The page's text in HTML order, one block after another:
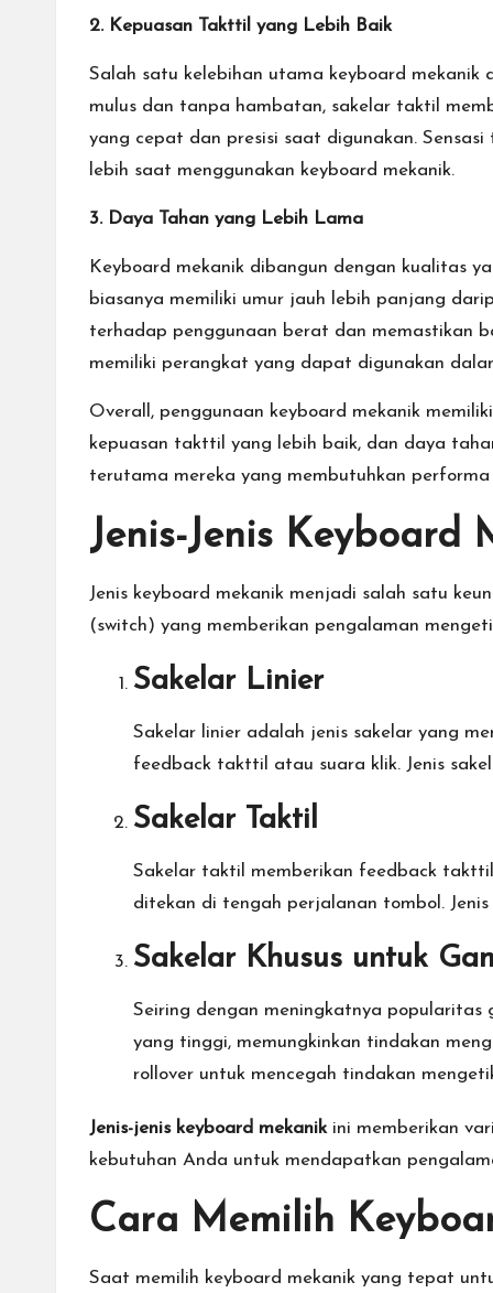
2. Kepuasan Takttil yang Lebih Baik
Salah satu kelebihan utama keyboard mekanik
mulus dan tanpa hambatan, sakelar taktil
yang cepat dan presisi saat digunakan.
lebih saat menggunakan keyboard mekanik.
3. Daya Tahan yang Lebih Lama
Keyboard mekanik dibangun dengan kualitas
biasanya memiliki umur jauh lebih panjang
terhadap penggunaan berat dan memastikan
memiliki perangkat yang dapat digunakan
Overall, penggunaan keyboard mekanik
kepuasan takttil yang lebih baik, dan daya
terutama mereka yang membutuhkan
Jenis-Jenis Keyboard
Jenis keyboard mekanik menjadi salah satu
(switch) yang memberikan pengalaman
Sakelar Linier
Sakelar linier adalah jenis sakelar yang
feedback takttil atau suara klik. Jenis
Sakelar Taktil
Sakelar taktil memberikan feedback
ditekan di tengah perjalanan tombol.
Sakelar Khusus untuk
Seiring dengan meningkatnya popularitas
yang tinggi, memungkinkan tindakan
rollover untuk mencegah tindakan
Jenis-jenis keyboard mekanikini memberikan
kebutuhan Anda untuk mendapatkan
Cara Memilih
Saat memilih keyboard mekanik yang tepat